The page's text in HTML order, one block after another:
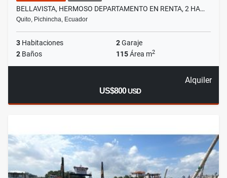
BELLAVISTA, HERMOSO DEPARTAMENTO EN RENTA, 2 HA…
Quito, Pichincha, Ecuador
3 Habitaciones 2Garaje
2 Baños 115Área m2
Alquiler
US$800USD